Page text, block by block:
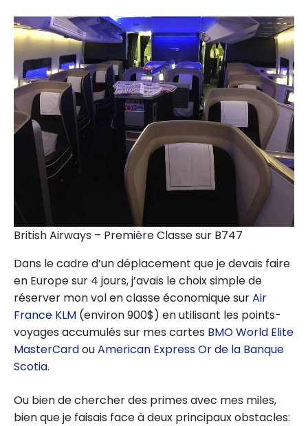
British Airways – Première Classe sur B747
Dans le cadre d’un déplacement que je devais faire
en Europe sur 4 jours, j’avais le choix simple de
réserver mon vol en classe économique surAir
France KLM (environ 900$) en utilisant les points-
voyages accumulés sur mes cartes BMO World Elite
MasterCardouAmerican Express Or de la Banque
Scotia.
Ou bien de chercher des primes avec mes miles,
bien que je faisais face à deux principaux obstacles: